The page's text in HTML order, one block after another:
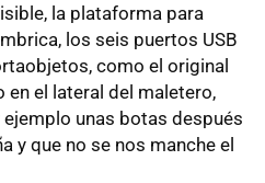
la plataforma para
los seis puertos USB
como el original
el lateral del maletero,
unas botas después
y que no se nos manche el